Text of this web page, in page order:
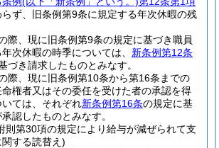
ず、旧条例第9条に規定する年次休暇の残
際、現に旧条例第9条の規定に基づき職員
次休暇の時季については、 新条例第12条
づき請求したものとみなす。
際、現に旧条例第10条から第16条までの
権者又はその委任を受けた者の承認を得
ては、それぞれ新条例第16条の規定に基
認したものとみなす。
則第30項の規定により給与が減ぜられて支
する読替え)